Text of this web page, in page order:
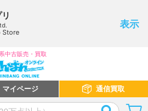
Store
表示
中古販売・買取
マイページ 通信買取